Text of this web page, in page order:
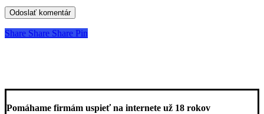
Share
Share Share Share Pin
Pomáhame firmám uspieť na internete už 18 rokov